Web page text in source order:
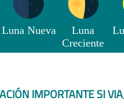
Luna Nueva
Luna
Creciente
IMPORTANTE SI